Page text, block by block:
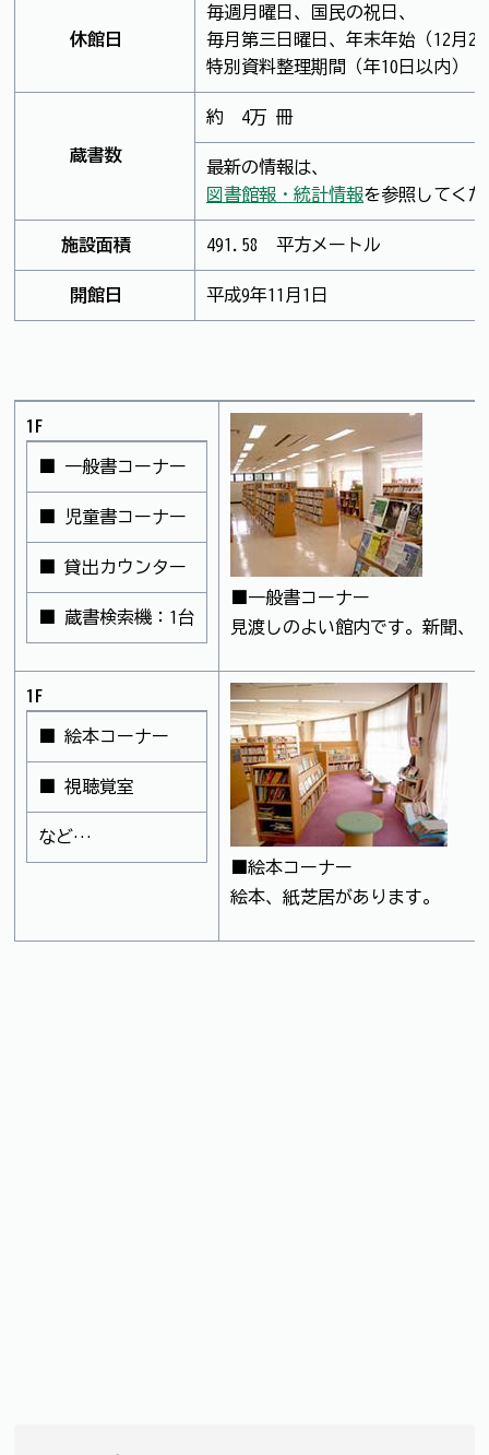
休館日
毎週月曜日、国民の祝日、
毎月第三日曜日、年末年始（12月
特別資料整理期間（年10日以内）
蔵書数
約 4万 冊
最新の情報は、
図書館報・統計情報を参照してく
施設面積 491.58 平方メートル
開館日 平成9年11月1日
1F
■ 一般書コーナー
■ 児童書コーナー
■ 貸出カウンター
■ 蔵書検索機：1台
■一般書コーナー
見渡しのよい館内です。新聞、
1F
■ 絵本コーナー
■ 視聴覚室
など…
■絵本コーナー
絵本、紙芝居があります。